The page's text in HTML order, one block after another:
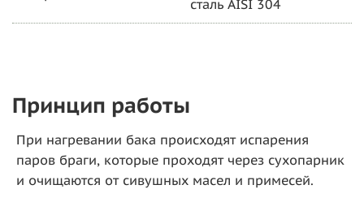
сталь AISI 304
Принцип работы
При нагревании бака происходят испарения
паров браги, которые проходят через сухопарник
и очищаются от сивушных масел и примесей.